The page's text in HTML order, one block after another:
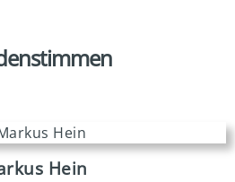
Hein